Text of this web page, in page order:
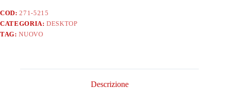
12400
LRO04976
quantità
COD:271-5215
CATEGORIA:DESKTOP
TAG:NUOVO
Descrizione